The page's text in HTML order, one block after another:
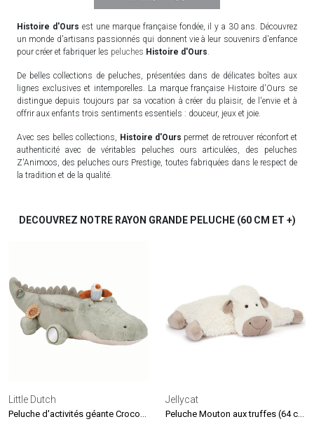
Histoire d'Ours est une marque française fondée, il y a 30 ans. Découvrez
un monde d'artisans passionnés qui donnent vie à leur souvenirs d'enfance
pour créer et fabriquer les peluches Histoire d'Ours
De belles collections de peluches, présentées dans de délicates boîtes aux
lignes exclusives et intemporelles. La marque française Histoire d'Ours se
distingue depuis toujours par sa vocation à créer du plaisir, de l'envie et à
offrir aux enfants trois sentiments essentiels : douceur, jeux et joie.
Avec ses belles collections, Histoire d'Ours permet de retrouver réconfort et
authenticité avec de véritables peluches ours articulées, des peluches
Z'Animoos, des peluches ours Prestige, toutes fabriquées dans le respect de
la tradition et de la qualité.
DECOUVREZ NOTRE RAYON GRANDE PELUCHE (60 CM ET +)
Little Dutch
Jellycat